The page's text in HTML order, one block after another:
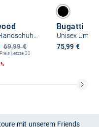
69,99 €
Preis
(letzte 30
Bugatti
75,99 €
mit unserem Friends